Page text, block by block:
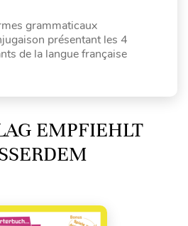
grammaticaux
présentant les 4
de la langue française
EMPFIEHLT